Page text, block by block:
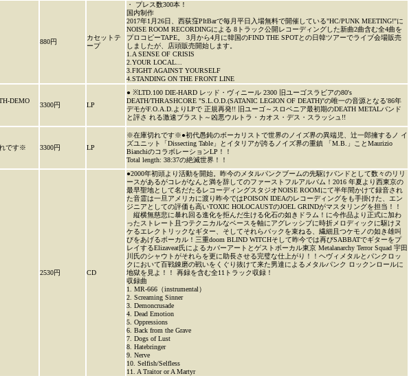
880円
カセットテ
ープ
・ プレス数300本！
国内制作
2017年1月26日、西荻窪PItBarで毎月平日入場無料で開催している"HC/PUNK MEETING!"に
NOISE ROOM RECORDINGによる 8トラック公開レコーディングした新曲2曲含む全4曲を
プロコピーTAPE。 3月から4月に韓国のFIND THE SPOTとの日韓ツアーでライブ会場販売
しましたが、店頭販売開始します。
1.A SENSE OF CRISIS
2.YOUR LOCAL...
3.FIGHT AGAINST YOURSELF
4.STANDING ON THE FRONT LINE
DEMO
3300円 LP
● ※LTD.100 DIE-HARD レッド・ヴィニール 2300 旧ユーゴスラビアの80's
DEATH/THRASHCORE "S.L.O.D.(SATANIC LEGION OF DEATH)"の唯一の音源となる'86年
デモがF.O.A.D.よりLPで 正規再発!! 旧ユーゴ～スロベニア最初期のDEATH METALバンド
と評さ れる激速ブラスト～凶悪ウルトラ・カオス・デス・スラッシュ!!
です※ 3300円 LP
※在庫切れです※●初代愚鈍のボーカリストで世界のノイズ界の異端児、辻一郎擁するノ イ
ズユニット「Dissecting Table」とイタリアが誇るノイズ界の重鎮 「M.B.」ことMaurizio
BianchiのコラボレーションLP！！
Total length: 38:37の絶滅世界！！
2530円 CD
●2000年初頭より活動を開始。昨今のメタルパンクブームの先駆けバンドとして数々のリリ
ースがあるがコレがなんと満を辞してのファーストフルアルバム！2016 年夏より西東京の
最早聖地として名だたるレコーディングスタジオNOISE ROOMにて半年間かけて録音され
た音霊は一旦アメリカに渡り昨今ではPOISON IDEAのレコーディングをも手掛けた、エン
ジニアとしての評価も高いTOXIC HOLOCAUSTのJOEL GRINDがマスタリングを担当！！
縦横無慈悲に暴れ回る進化を拒んだ生ける化石の如きドラム！に今作品より正式に加わ
ったストレート且つテクニカルなベースを軸にアグレッシブに時折メロディックに駆けヌ
ケるエレクトリックなギター、そしてそれらバックを束ねる、繊細且つケモノの如き雄叫
びをあげるボーカル！三重doom BLIND WITCHそして昨今では再びSABBATでギターをプ
レイするElizaveat氏によるカバーアートとゲストボーカル東京 Metalanarchy Terror Squad 宇田
川氏のシャウトがそれらを更に助長させる完璧な仕上がり！！ヘヴィメタルとパンクロッ
クにおいて百戦錬磨の戦いをくぐり抜けて来た男達によるメタルパンク ロックンロールに
地獄を見よ！！ 再録を含む全11トラック収録！
収録曲
1. MR-666（instrumental）
2. Screaming Sinner
3. Demoncrusade
4. Dead Emotion
5. Oppressions
6. Back from the Grave
7. Dogs of Lust
8. Hatebringer
9. Nerve
10. Selfish/Selfless
11. A Traitor or A Martyr